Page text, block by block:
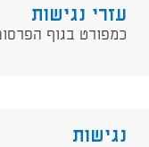
עזרי נגישות
כמפורט בגוף
נגישות